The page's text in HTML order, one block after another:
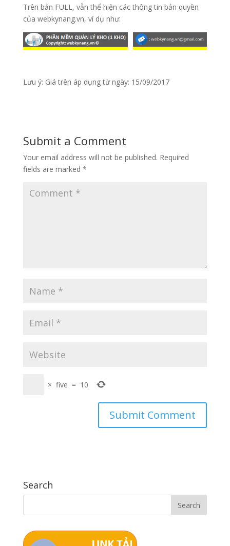
Trên bản FULL, vẫn thể hiện các thông tin bản quyền
của webkynang.vn, ví dụ như:
Lưu ý: Giá trên áp dụng từ ngày: 15/09/2017
Submit a Comment
Your email address will not be published. Required
fields are marked *
× five = 10
Search